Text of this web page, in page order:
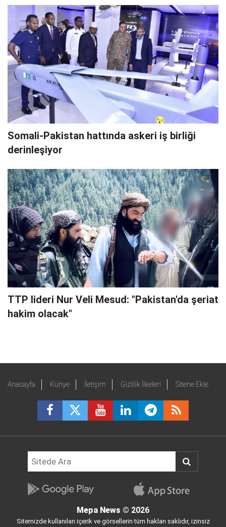
Somali-Pakistan hattında askeri iş birliği
derinleşiyor
TTP lideri Nur Veli Mesud: "Pakistan'da şeriat
hakim olacak"
Anasayfa Künye İletişim Gizlilik İlkeleri Sitene Ekle
Mepa News © 2026
Sitemizde kullanılan içerik ve görsellerin tüm hakları saklıdır, izinsiz